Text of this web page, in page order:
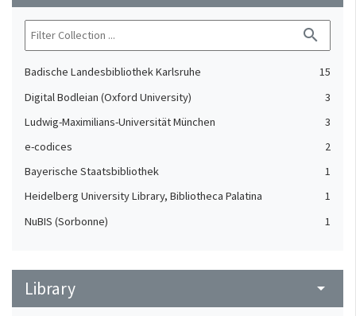
search
Badische Landesbibliothek Karlsruhe
15
Digital Bodleian (Oxford University)
3
Ludwig-Maximilians-Universität München
3
e-codices
2
Bayerische Staatsbibliothek
1
Heidelberg University Library, Bibliotheca Palatina
1
NuBIS (Sorbonne)
1
Library arrow_drop_down